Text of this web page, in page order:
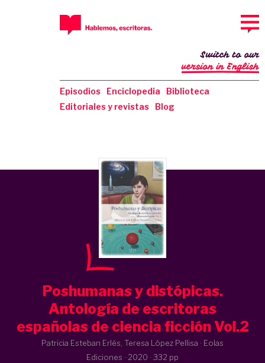
Episodios Enciclopedia
Biblioteca
Editoriales y revistas
Blog
Switch to our
version in English
Poshumanas y distópicas.
Antología de escritoras
españolas de ciencia ficción Vol.2
Patricia Esteban Erlés, Teresa López Pellisa · Eolas
Ediciones · 2020 · 332 pp